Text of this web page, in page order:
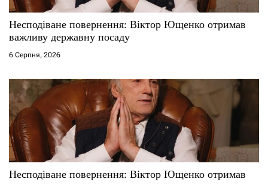
с
і
в
Несподіване повернення: Віктор Ющенко отримав
важливу державну посаду
6 Серпня, 2026
Несподіване повернення: Віктор Ющенко отримав